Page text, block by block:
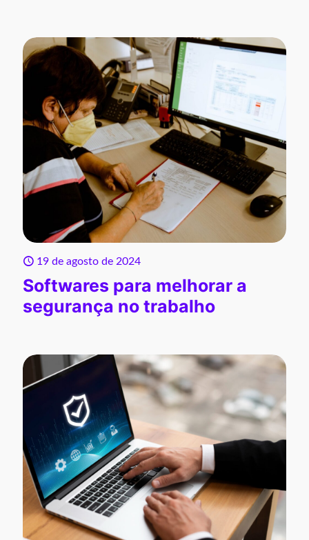
19 de agosto de 2024
Softwares para melhorar a
segurança no trabalho